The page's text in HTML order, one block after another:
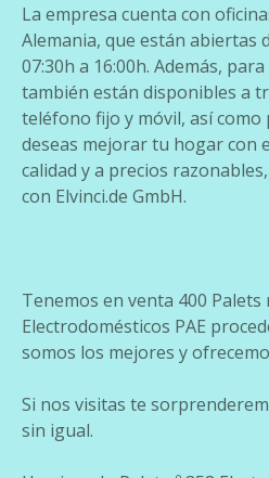
La empresa cuenta con
Alemania, que están abiertas
07:30h a 16:00h. Además,
también están disponibles a
teléfono fijo y móvil, así como
deseas mejorar tu hogar con
calidad y a precios
con Elvinci.de GmbH.
Tenemos en venta 400 Palets
Electrodomésticos PAE
somos los mejores y
Si nos visitas te
sin igual.